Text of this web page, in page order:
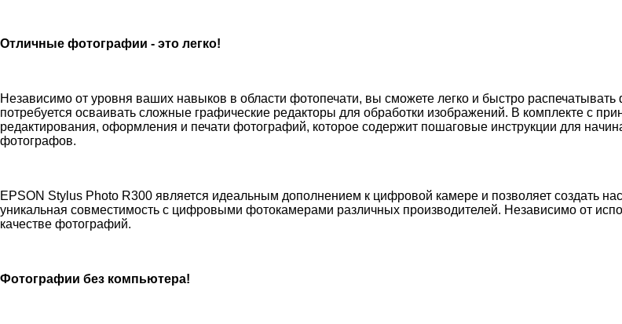
Отличные фотографии - это легко!
Независимо от уровня ваших навыков в области фотопечати, вы сможете легко и быстро
потребуется осваивать сложные графические редакторы для обработки изображений. В комплекте с
редактирования, оформления и печати фотографий, которое содержит пошаговые инструкции для
фотографов.
EPSON Stylus Photo R300 является идеальным дополнением к цифровой камере и позволяет создать
уникальная совместимость с цифровыми фотокамерами различных производителей. Независимо от
качестве фотографий.
Фотографии без компьютера!